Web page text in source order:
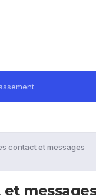
contact et messages